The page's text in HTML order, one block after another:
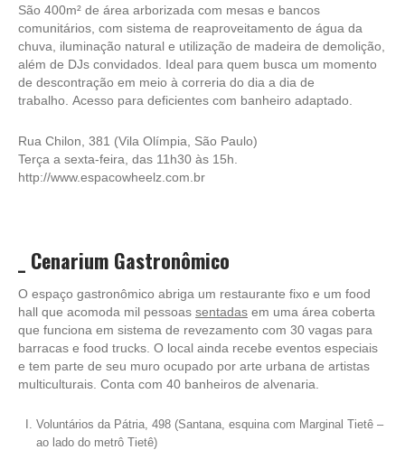
São 400m² de área arborizada com mesas e bancos
comunitários, com sistema de reaproveitamento de água da
chuva, iluminação natural e utilização de madeira de demolição,
além de DJs convidados. Ideal para quem busca um momento
de descontração em meio à correria do dia a dia de
trabalho. Acesso para deficientes com banheiro adaptado.
Rua Chilon, 381 (Vila Olímpia, São Paulo)
Terça a sexta-feira, das 11h30 às 15h.
http://www.espacowheelz.com.br
Cenarium Gastronômico
O espaço gastronômico abriga um restaurante fixo e um food
hall que acomoda mil pessoas sentadas em uma área coberta
que funciona em sistema de revezamento com 30 vagas para
barracas e food trucks. O local ainda recebe eventos especiais
e tem parte de seu muro ocupado por arte urbana de artistas
multiculturais. Conta com 40 banheiros de alvenaria.
Voluntários da Pátria, 498 (Santana, esquina com Marginal Tietê –
ao lado do metrô Tietê)